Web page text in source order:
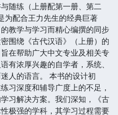
随练（上册配第一册、第二
为配合王力先生的经典巨著
教学与学习而精心编撰的同步
围绕《古代汉语》（上册）的
在帮助广大中文专业及相关专
有浓厚兴趣的自学者，系统、
人的语言。 本书的设计初
习深度和辅导广度上的不足，
习解决方案。我们深知，《古
极强的学科，其学习过程需要